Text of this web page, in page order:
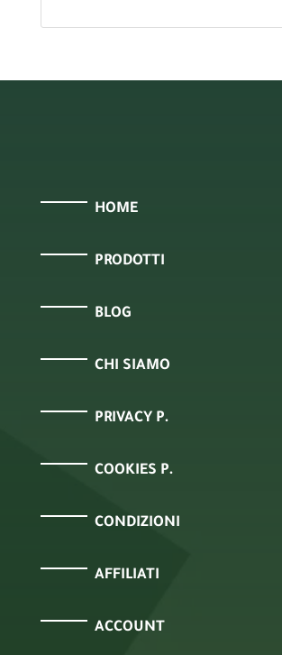
HOME
PRODOTTI
BLOG
CHI SIAMO
PRIVACY P.
COOKIES P.
CONDIZIONI
AFFILIATI
ACCOUNT